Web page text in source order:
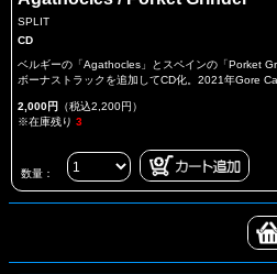
SPLIT
CD
ベルギーの「Agathocles」とスペインの「Porket
ボーナストラックを追加してCD化。2021年Gore
2,000円 （税込2,200円）
※在庫残り 3
数量：